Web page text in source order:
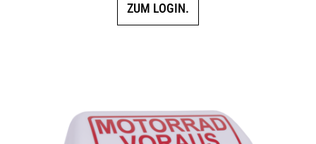
ZUM LOGIN.